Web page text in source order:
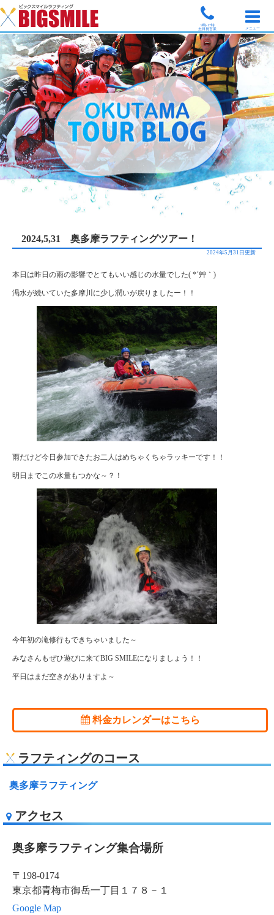
9時-17時
土日祝営業
メニュー
2024,5,31 奥多摩ラフティングツアー！
2024年5月31日更新
本日は昨日の雨の影響でとてもいい感じの水量でした( *´艸｀)
渇水が続いていた多摩川に少し潤いが戻りましたー！！
雨だけど今日参加できたお二人はめちゃくちゃラッキーです！！
明日までこの水量もつかな～？！
今年初の滝修行もできちゃいました～
みなさんもぜひ遊びに来てBIG SMILEになりましょう！！
平日はまだ空きがありますよ～
料金カレンダーはこちら
ラフティングのコース
奥多摩ラフティング
アクセス
奥多摩ラフティング集合場所
〒198-0174
東京都青梅市御岳一丁目１７８－１
Google Map